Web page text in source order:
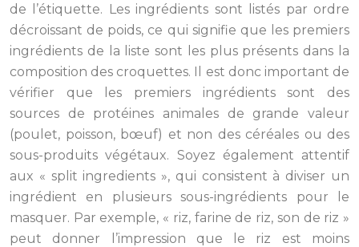
de l’étiquette. Les ingrédients sont listés par ordre
décroissant de poids, ce qui signifie que les premiers
ingrédients de la liste sont les plus présents dans la
composition des croquettes. Il est donc important de
vérifier que les premiers ingrédients sont des
sources de protéines animales de grande valeur
(poulet, poisson, bœuf) et non des céréales ou des
sous-produits végétaux. Soyez également attentif
aux « split ingredients », qui consistent à diviser un
ingrédient en plusieurs sous-ingrédients pour le
masquer. Par exemple, « riz, farine de riz, son de riz »
peut donner l’impression que le riz est moins